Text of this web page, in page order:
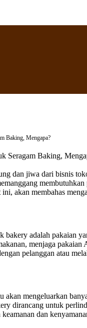
Baking, Mengapa?
dan jiwa dari bisnis
akan membahas
bakery adalah pakaian
menjaga
pelanggan atau
akan mengeluarkan
dirancang untuk
dan